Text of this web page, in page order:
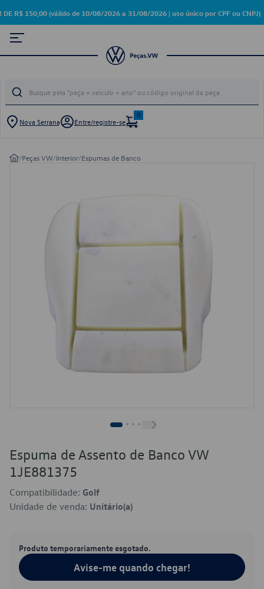
DE R$ 150,00 (válido de 10/08/2026 a 31/08/2026 | uso único por CPF ou CNPJ)
Nova Serrana Entre/registre-se
0
/Peças VW/Interior/Espumas de Banco
Espuma de Assento de Banco VW
1JE881375
Compatibilidade: Golf
Unidade de venda: Unitário(a)
Produto temporariamente esgotado.
Avise-me quando chegar!